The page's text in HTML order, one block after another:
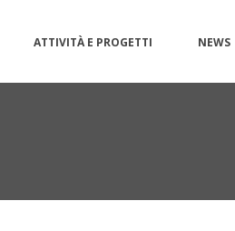
ATTIVITÀ E PROGETTI NEWS